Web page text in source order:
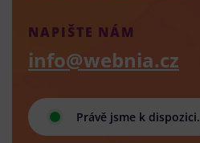
Právě jsme k dispozici.
NAPIŠTE NÁM
info@webnia.cz